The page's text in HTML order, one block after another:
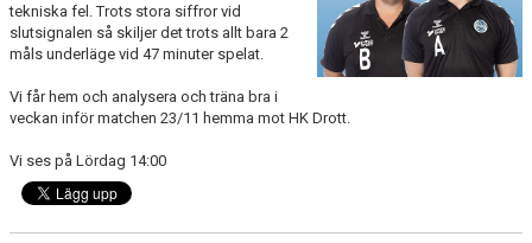
tekniska fel. Trots stora siffror vid
slutsignalen så skiljer det trots allt bara 2
måls underläge vid 47 minuter spelat.
Vi får hem och analysera och träna bra i
veckan inför matchen 23/11 hemma mot HK Drott.
Vi ses på Lördag 14:00